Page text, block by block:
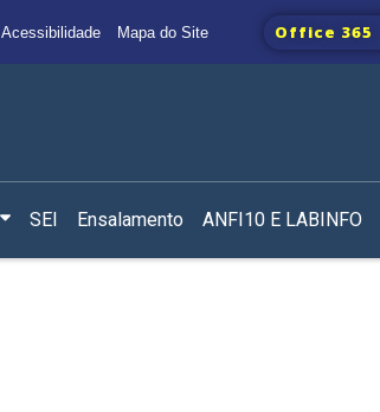
Acessibilidade Mapa do Site Office 365
SEI Ensalamento ANFI10 E LABINFO